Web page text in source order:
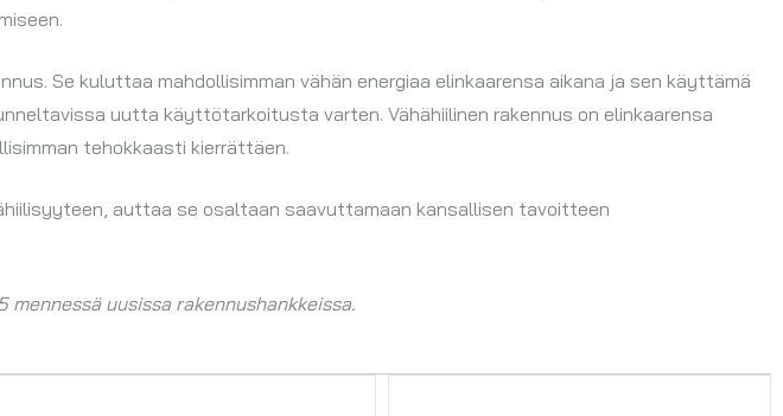
Se kuluttaa mahdollisimman vähän energiaa elinkaarensa aikana ja sen käyttämä
uutta käyttötarkoitusta varten. Vähähiilinen rakennus on elinkaarensa
tehokkaasti kierrättäen.
auttaa se osaltaan saavuttamaan kansallisen tavoitteen
uusissa rakennushankkeissa.